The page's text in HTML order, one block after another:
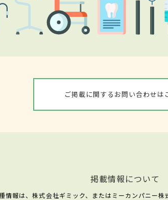
ご掲載に関するお問い合わせは
掲載情報について
情報は、株式会社ギミック、またはミーカンパニー株